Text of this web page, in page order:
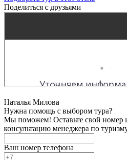
Поделиться с друзьями
Наталья Милова
Нужна помощь с выбором тура?
Мы поможем! Оставьте свой номер
консультацию менеджера по
Ваш номер телефона